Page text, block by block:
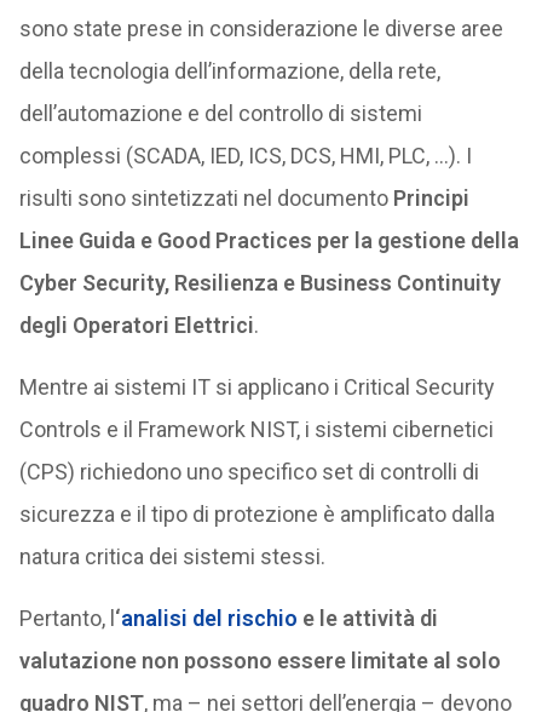
sono state prese in considerazione le diverse aree
della tecnologia dell’informazione, della rete,
dell’automazione e del controllo di sistemi
complessi (SCADA, IED, ICS, DCS, HMI, PLC, …). I
risulti sono sintetizzati nel documento Principi
Linee Guida e Good Practices per la gestione della
Cyber Security, Resilienza e Business Continuity
degli Operatori Elettrici.
Mentre ai sistemi IT si applicano i Critical Security
Controls e il Framework NIST, i sistemi cibernetici
(CPS) richiedono uno specifico set di controlli di
sicurezza e il tipo di protezione è amplificato dalla
natura critica dei sistemi stessi.
Pertanto, l ‘analisi del rischio e le attività di
valutazione non possono essere limitate al solo
quadro NIST, ma – nei settori dell’energia – devono